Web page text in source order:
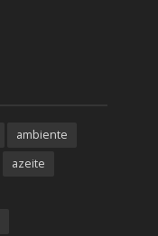
ambiente
azeite